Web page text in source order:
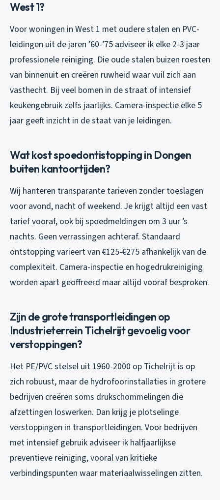
West 1?
Voor woningen in West 1 met oudere stalen en PVC-
leidingen uit de jaren ’60-’75 adviseer ik elke 2-3 jaar
professionele reiniging. Die oude stalen buizen roesten
van binnenuit en creëren ruwheid waar vuil zich aan
vasthecht. Bij veel bomen in de straat of intensief
keukengebruik zelfs jaarlijks. Camera-inspectie elke 5
jaar geeft inzicht in de staat van je leidingen.
Wat kost spoedontistopping in Dongen
buiten kantoortijden?
Wij hanteren transparante tarieven zonder toeslagen
voor avond, nacht of weekend. Je krijgt altijd een vast
tarief vooraf, ook bij spoedmeldingen om 3 uur ’s
nachts. Geen verrassingen achteraf. Standaard
ontstopping varieert van €125-€275 afhankelijk van de
complexiteit. Camera-inspectie en hogedrukreiniging
worden apart geoffreerd maar altijd vooraf besproken.
Zijn de grote transportleidingen op
Industrieterrein Tichelrijt gevoelig voor
verstoppingen?
Het PE/PVC stelsel uit 1960-2000 op Tichelrijt is op
zich robuust, maar de hydrofoorinstallaties in grotere
bedrijven creëren soms drukschommelingen die
afzettingen loswerken. Dan krijg je plotselinge
verstoppingen in transportleidingen. Voor bedrijven
met intensief gebruik adviseer ik halfjaarlijkse
preventieve reiniging, vooral van kritieke
verbindingspunten waar materiaalwisselingen zitten.